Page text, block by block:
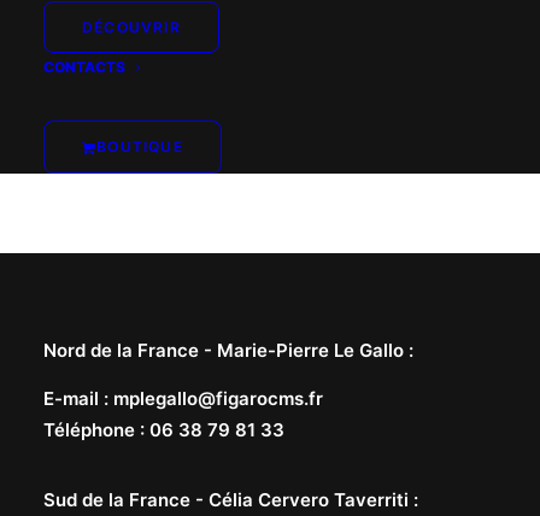
DÉCOUVRIR
CONTACTS
BOUTIQUE
Nord de la France - Marie-Pierre Le Gallo :
E-mail : mplegallo@figarocms.fr
Téléphone : 06 38 79 81 33
Sud de la France - Célia Cervero Taverriti :